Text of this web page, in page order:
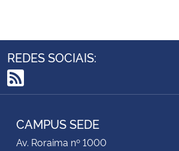
REDES SOCIAIS:
RSS
CAMPUS SEDE
Av. Roraima nº 1000